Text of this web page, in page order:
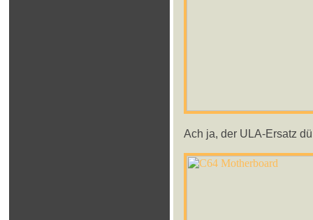
Ach ja, der ULA-Ersatz